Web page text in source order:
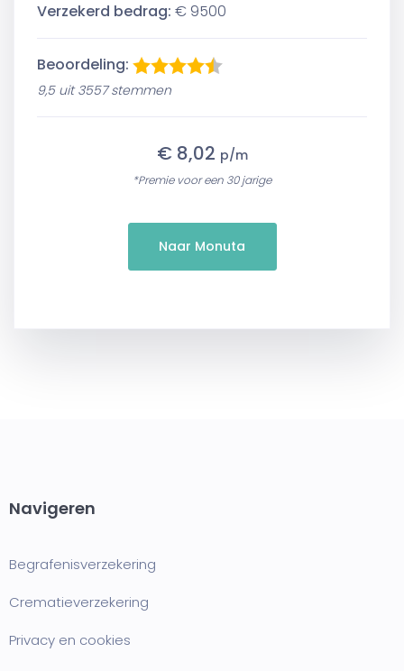
Verzekerd bedrag: € 9500
Beoordeling:
9,5 uit 3557 stemmen
€ 8,02 p/m
*Premie voor een 30 jarige
Naar Monuta
Navigeren
Begrafenisverzekering
Crematieverzekering
Privacy en cookies